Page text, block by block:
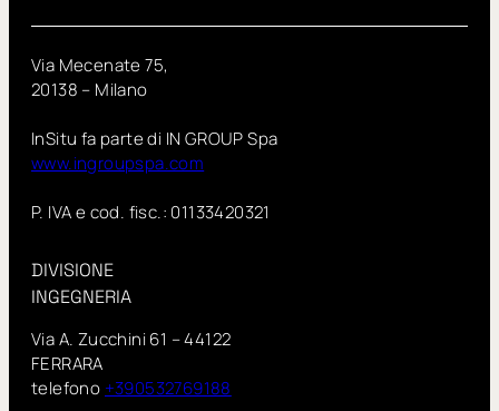
Via Mecenate 75,
20138 – Milano
InSitu fa parte di IN GROUP Spa
www.ingroupspa.com
P. IVA e cod. fisc.: 01133420321
DIVISIONE
INGEGNERIA
Via A. Zucchini 61 – 44122
FERRARA
telefono +390532769188